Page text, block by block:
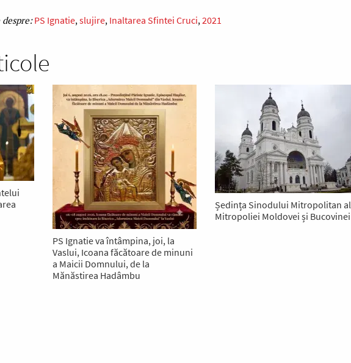
PS Ignatie slujire Inaltarea Sfintei Cruci 2021
PS Ignatie va întâmpina, joi, la
Vaslui, Icoana făcătoare de minuni
a Maicii Domnului, de la
Mănăstirea Hadâmbu
Ședința Sinodului Mitropolitan al
Mitropoliei Moldovei și Bucovinei